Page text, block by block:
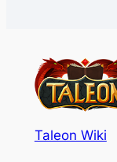
Taleon Wiki